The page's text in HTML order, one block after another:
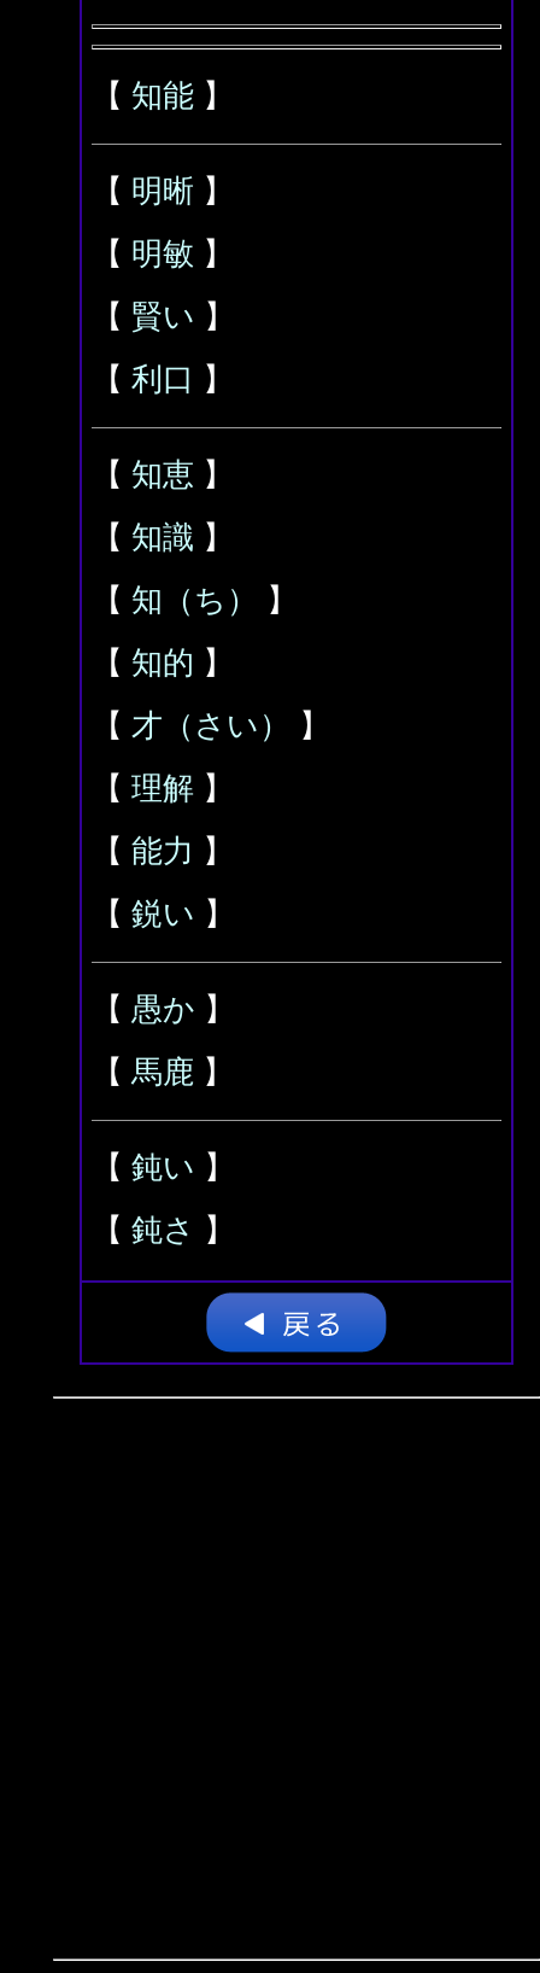
【 知能 】
【 明晰 】
【 明敏 】
【 賢い 】
【 利口 】
【 知恵 】
【 知識 】
【 知（ち）
】
【 知的 】
【 才（さい）
】
【 理解 】
【 能力 】
【 鋭い 】
【 愚か 】
【 馬鹿 】
【 鈍い 】
【 鈍さ 】